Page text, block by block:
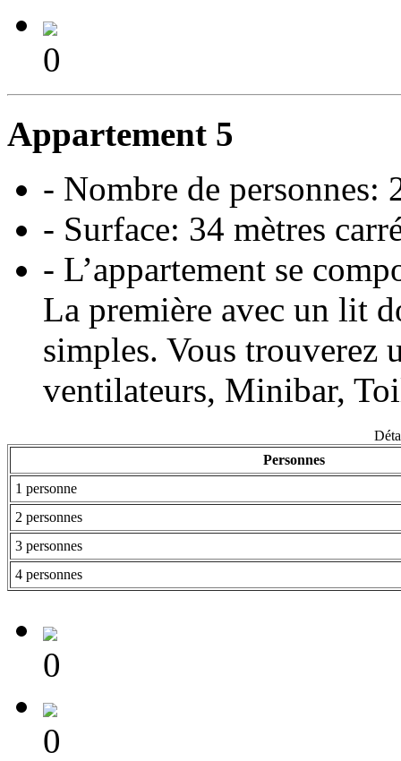
0
Appartement 5
- Nombre de personnes:
- Surface: 34 mètres
- L’appartement se
La première avec un lit
simples. Vous trouverez
ventilateurs, Minibar,
Personnes
1 personne
2 personnes
3 personnes
4 personnes
0
0